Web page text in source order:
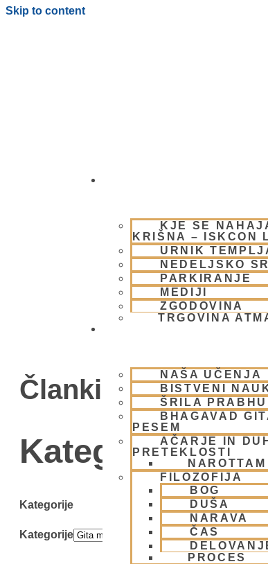
Skip to content
KJE SE
KRIŠNA – ISKCON
URNIK
NEDELJSKO
PARKIRANJE
MEDIJI
ZGODOVINA
TRGOVINA
NAŠA UČENJA
BISTVENI
ŠRILA
BHAGAVAD
PESEM
AČARJE IN
PRETEKLOSTI
FILOZOFIJA
BOG
DUŠA
NARAVA
ČAS
PROCES
Članki
Kategorija:
Kategorije
Kategorije